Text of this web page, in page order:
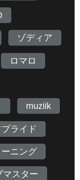
ゾディア
ロマロ
muziik
ライド
ニング
マスター